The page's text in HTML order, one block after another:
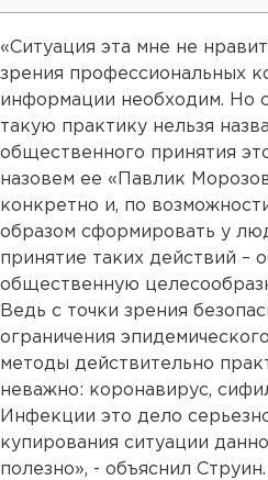
«Ситуация эта мне не
зрения профессиональных
информации необходим. Но
такую практику нельзя
общественного принятия
назовем ее «Павлик
конкретно и, по
образом сформировать у
принятие таких действий –
общественную
Ведь с точки зрения
ограничения
методы действительно
неважно: коронавирус,
Инфекции это дело
купирования ситуации
полезно», - объяснил Струин.